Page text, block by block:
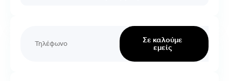
Σε καλούμε
εμείς